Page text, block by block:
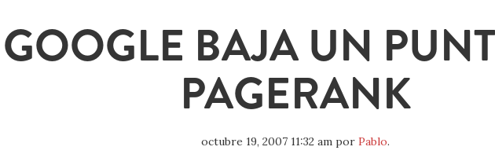
GOOGLE BAJA UN
PAGERANK
octubre 19, 2007 11:32 am por Pablo.